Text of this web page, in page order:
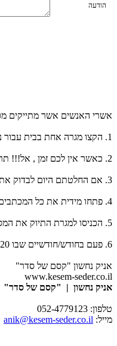
הודעה
אשרי האנשים אשר מתייקים
1. הקצו מגרה אחת בבית עבור ניירת , חשובה בלבד לתיוק.
2. כאשר אין לכם זמן , אל!!! תרוקנו את תיבת המכתבים.
3. אם החלטתם היום לבדוק את התיבה זה אומר שיש לכם 7 דק' לבדוק את הניירת.
4. פתחו מידית את כל המכתבים קרעו וזרקו מידית את אשר לא נחוץ/רלוונטי.
5. הכניסו למגרת התיוק את המסמכים אשר החלטתם כי הם חשובים בלבד! .
6. פעם בחודש/חודשיים שבו 20 דק' תייקו ורוקנו את מגרת המסמכים. בדרך הזו , לא תצטרכו להתמודד עם הר של ניירת, אלא תיגשו למגרה המכילה אך ורק ניירת מדודה ורלוונטית.
אניק נחשון "קסם של סדר"
www.kesem-seder.co.il
אניק נחשון | "קסם של סדר"
טלפון: 052-4779123
מייל: anik@kesem-seder.co.il